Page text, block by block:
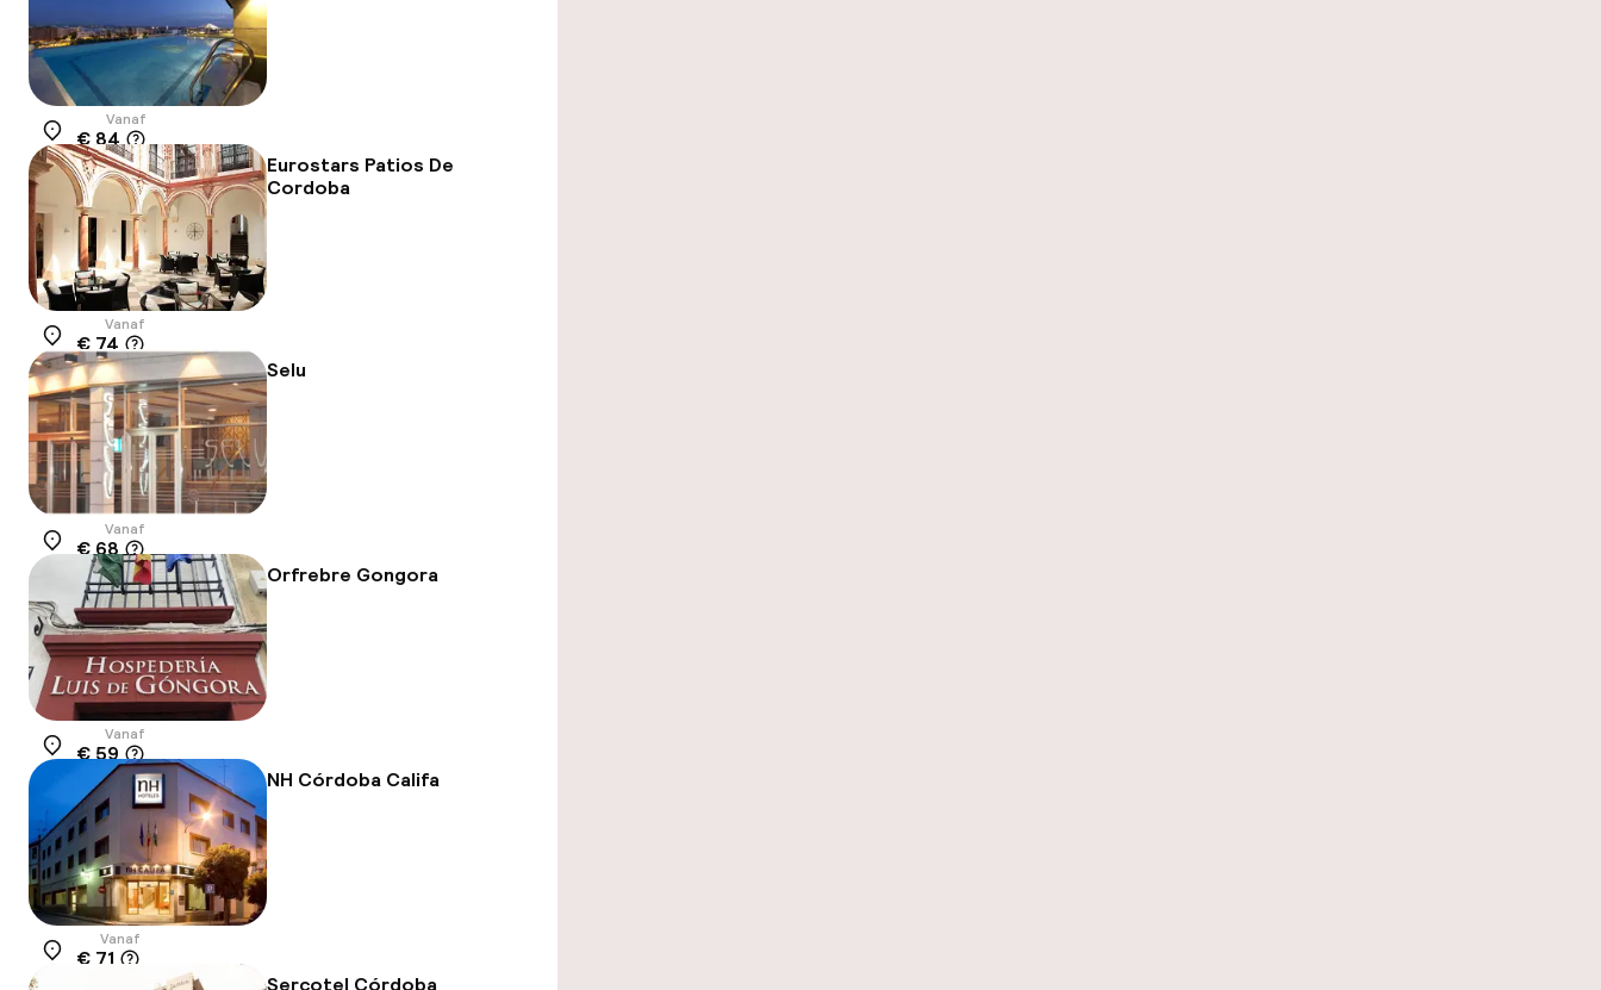
Locatie
Vanaf
€ 84
Eurostars Patios De
Cordoba
Locatie
Vanaf
€ 74
Selu
Locatie
Vanaf
€ 68
Orfrebre Gongora
Locatie
Vanaf
€ 59
NH Córdoba Califa
Locatie
Vanaf
€ 71
Sercotel Córdoba